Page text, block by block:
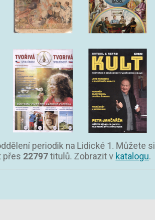
periodik na Lidické 1. Můžete si
přes 22797titulů. Zobrazit v katalogu.